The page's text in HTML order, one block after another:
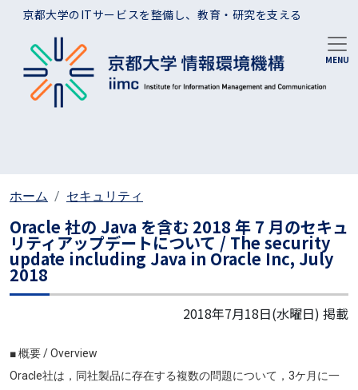
メインコンテンツに移動
京都大学のITサービスを整備し、教育・研究を支える
ホーム セキュリティ
Oracle 社の Java を含む 2018 年 7 月のセキュ
リティアップデートについて / The security
update including Java in Oracle Inc, July
2018
2018年7月18日(水曜日) 掲載
■ 概要/ Overview
Oracle社は，同社製品に存在する複数の問題について，3ケ月に一